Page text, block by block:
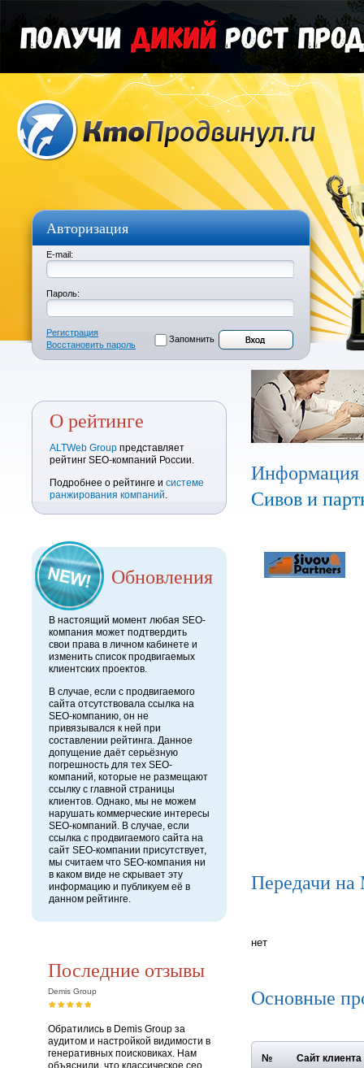
Авторизация
E-mail:
Пароль:
Регистрация
Восстановить пароль
Запомнить
О рейтинге
ALTWeb Group представляет
рейтинг SEO-компаний России.
Подробнее о рейтинге и системе
ранжирования компаний.
Обновления
В настоящий момент любая SEO-
компания может подтвердить
свои права в личном кабинете и
изменить список продвигаемых
клиентских проектов.
В случае, если с продвигаемого
сайта отсутствовала ссылка на
SEO-компанию, он не
привязывался к ней при
составлении рейтинга. Данное
допущение даёт серьёзную
погрешность для тех SEO-
компаний, которые не размещают
ссылку с главной страницы
клиентов. Однако, мы не можем
нарушать коммерческие интересы
SEO-компаний. В случае, если
ссылка с продвигаемого сайта на
сайт SEO-компании присутствует,
мы считаем что SEO-компания ни
в каком виде не скрывает эту
информацию и публикуем её в
данном рейтинге.
Последние отзывы
Demis Group
Обратились в Demis Group за
аудитом и настройкой видимости в
генеративных поисковиках. Нам
объяснили, что классическое сео
Информация
Сивов и
Передачи на
нет
Основные
№ Сайт клиента